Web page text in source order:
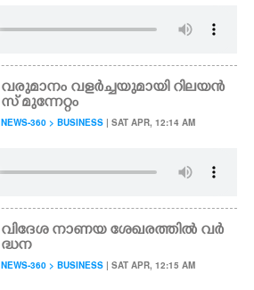
വരുമാനം വളർച്ചയുമായി റിലയൻ
സ് മുന്നേറ്റം
NEWS-360 > BUSINESS | SAT APR, 12:14 AM
വിദേശ നാണയ ശേഖരത്തിൽ വർ
ദ്ധന
NEWS-360 > BUSINESS | SAT APR, 12:15 AM